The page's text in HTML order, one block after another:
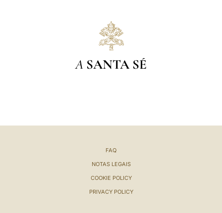
A SANTA SÉ
FAQ
NOTAS LEGAIS
COOKIE POLICY
PRIVACY POLICY